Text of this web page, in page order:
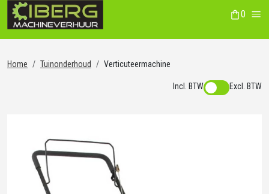
0
Home Tuinonderhoud Verticuteermachine
Incl. BTW Excl. BTW